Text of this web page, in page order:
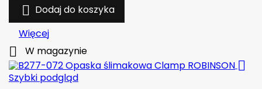
 Dodaj do koszyka
Więcej
 W magazynie

Szybki podgląd